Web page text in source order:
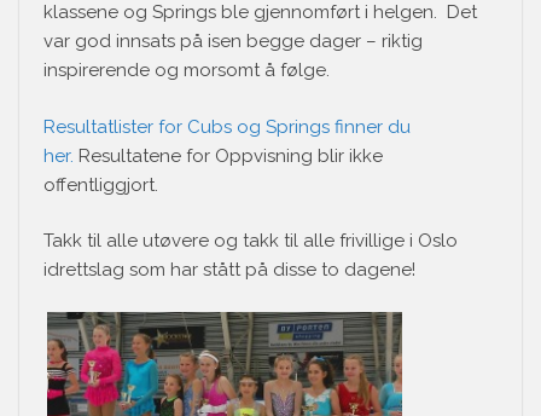
klassene og Springs ble gjennomført i helgen. Det
var god innsats på isen begge dager – riktig
inspirerende og morsomt å følge.
Resultatlister for Cubs og Springs finner du
her. Resultatene for Oppvisning blir ikke
offentliggjort.
Takk til alle utøvere og takk til alle frivillige i Oslo
idrettslag som har stått på disse to dagene!